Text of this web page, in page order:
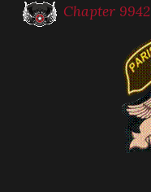
Chapter 9942